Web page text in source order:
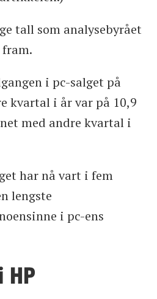
tall som analysebyrået
i pc-salget på
kvartal i år var på 10,9
med andre kvartal i
har nå vart i fem
lengste
i pc-ens
HP